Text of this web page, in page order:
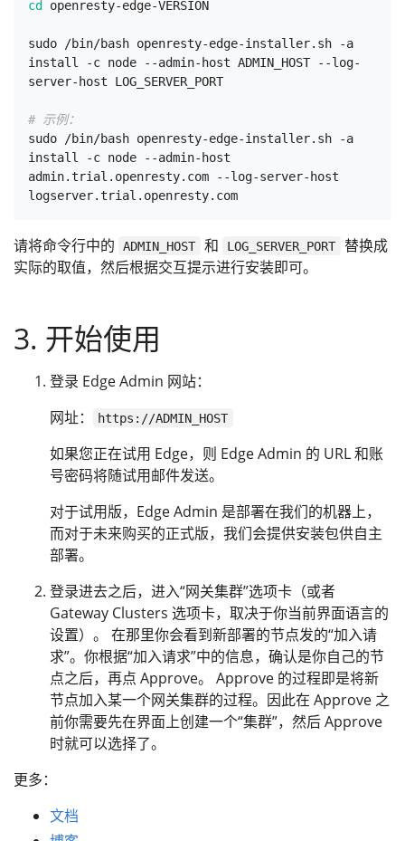
cd openresty-edge-VERSION
sudo /bin/bash openresty-edge-installer.sh -a
install -c node --admin-host ADMIN_HOST --log-
server-host LOG_SERVER_PORT
# 示例：
sudo /bin/bash openresty-edge-installer.sh -a
install -c node --admin-host
admin.trial.openresty.com --log-server-host
请将命令行中的 ADMIN_HOST 和 LOG_SERVER_PORT
替换成
实际的取值，然后根据交互提示进行安装即可。
3. 开始使用
登录 Edge Admin 网站：
网址：
https://ADMIN_HOST
如果您正在试用 Edge，则 Edge Admin 的 URL 和账
号密码将随试用邮件发送。
对于试用版，Edge Admin 是部署在我们的机器上，
而对于未来购买的正式版，我们会提供安装包供自主
部署。
登录进去之后，进入“网关集群”选项卡（或者
Gateway Clusters 选项卡，取决于你当前界面语言的
设置）。 在那里你会看到新部署的节点发的“加入请
求”。你根据“加入请求”中的信息，确认是你自己的节
点之后，再点 Approve。 Approve 的过程即是将新
节点加入某一个网关集群的过程。因此在 Approve 之
前你需要先在界面上创建一个“集群”，然后 Approve
时就可以选择了。
更多：
文档